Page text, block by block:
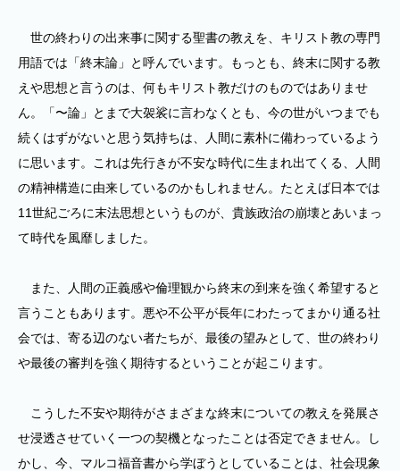
世の終わりの出来事に関する聖書の教えを、キリスト教の専門
用語では「終末論」と呼んでいます。もっとも、終末に関する教
えや思想と言うのは、何もキリスト教だけのものではありませ
ん。「〜論」とまで大袈裟に言わなくとも、今の世がいつまでも
続くはずがないと思う気持ちは、人間に素朴に備わっているよう
に思います。これは先行きが不安な時代に生まれ出てくる、人間
の精神構造に由来しているのかもしれません。たとえば日本では
11世紀ごろに末法思想というものが、貴族政治の崩壊とあいまっ
て時代を風靡しました。
また、人間の正義感や倫理観から終末の到来を強く希望すると
言うこともあります。悪や不公平が長年にわたってまかり通る社
会では、寄る辺のない者たちが、最後の望みとして、世の終わり
や最後の審判を強く期待するということが起こります。
こうした不安や期待がさまざまな終末についての教えを発展さ
せ浸透させていく一つの契機となったことは否定できません。し
かし、今、マルコ福音書から学ぼうとしていることは、社会現象